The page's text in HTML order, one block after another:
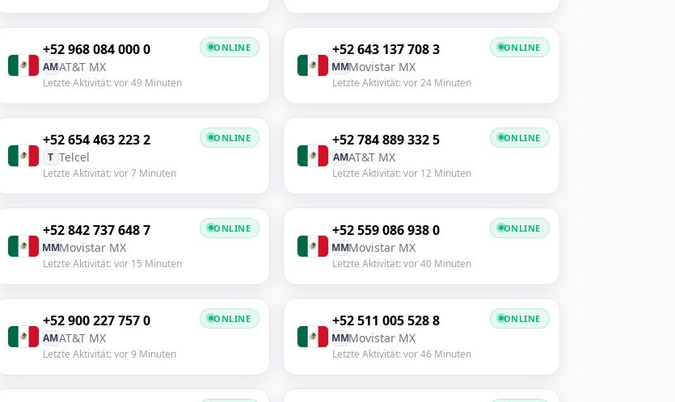
+52 968 084 000 0
AMAT&T MX
Letzte Aktivität: vor 49 Minuten
ONLINE +52 643 137 708 3
MMMovistar MX
Letzte Aktivität: vor 24 Minuten
ONLINE
+52 654 463 223 2
T Telcel
Letzte Aktivität: vor 7 Minuten
ONLINE +52 784 889 332 5
AMAT&T MX
Letzte Aktivität: vor 12 Minuten
ONLINE
+52 842 737 648 7
MMMovistar MX
Letzte Aktivität: vor 15 Minuten
ONLINE +52 559 086 938 0
MMMovistar MX
Letzte Aktivität: vor 40 Minuten
ONLINE
+52 900 227 757 0
AMAT&T MX
Letzte Aktivität: vor 9 Minuten
ONLINE +52 511 005 528 8
MMMovistar MX
Letzte Aktivität: vor 46 Minuten
ONLINE